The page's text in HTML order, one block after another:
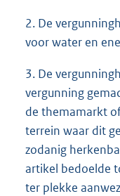
2. De
voor water en
3. De
vergunning
de themamarkt
terrein waar dit
zodanig
artikel bedoelde
ter plekke